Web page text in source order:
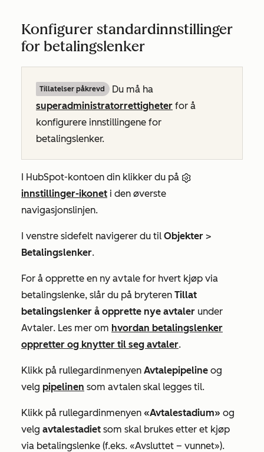
Konfigurer standardinnstillinger
for betalingslenker
Tillatelser påkrevd
Du må ha
superadministratorrettigheter for å
konfigurere innstillingene for
betalingslenker.
I HubSpot-kontoen din klikker du på
innstillinger-ikonet i den øverste
navigasjonslinjen.
I venstre sidefelt navigerer du til Objekter >
Betalingslenker.
For å opprette en ny avtale for hvert kjøp via
betalingslenke, slår du på bryteren Tillat
betalingslenker å opprette nye avtaler under
Avtaler. Les mer om hvordan betalingslenker
oppretter og knytter til seg avtaler.
Klikk på rullegardinmenyen Avtalepipeline og
velg pipelinen som avtalen skal legges til.
Klikk på rullegardinmenyen «Avtalestadium» og
velg avtalestadiet som skal brukes etter et kjøp
via betalingslenke (f.eks. «Avsluttet – vunnet»).